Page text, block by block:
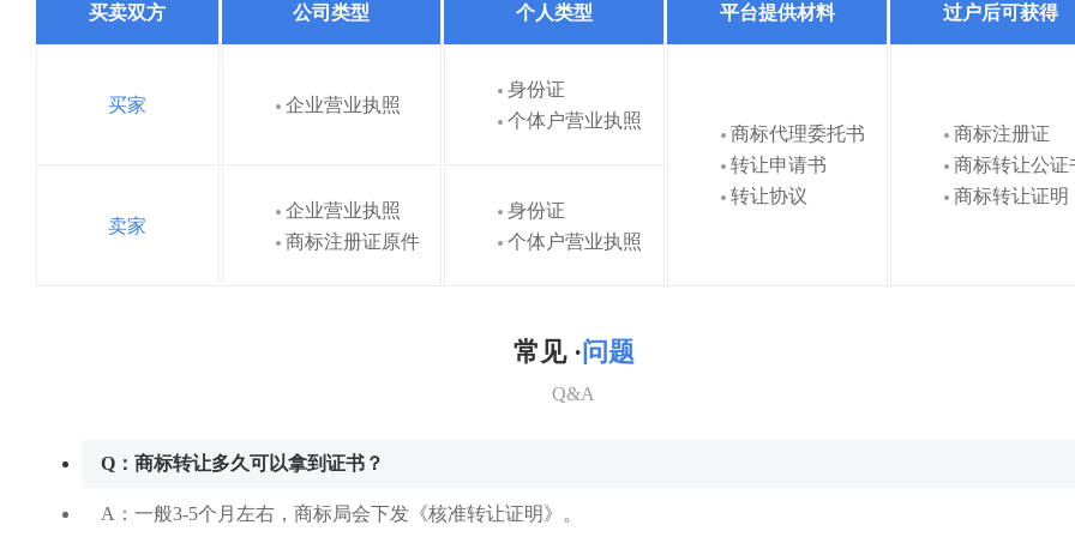
买卖双方 公司类型 个人类型 平台提供材料 过户后可获得
买家 企业营业执照
身份证
个体户营业执照
商标代理委托书
转让申请书
转让协议
商标注册证
商标转让公证
商标转让证明
卖家
企业营业执照
商标注册证原件
身份证
个体户营业执照
常见 ·问题
Q&A
Q：商标转让多久可以拿到证书？
A：一般3-5个月左右，商标局会下发《核准转让证明》。